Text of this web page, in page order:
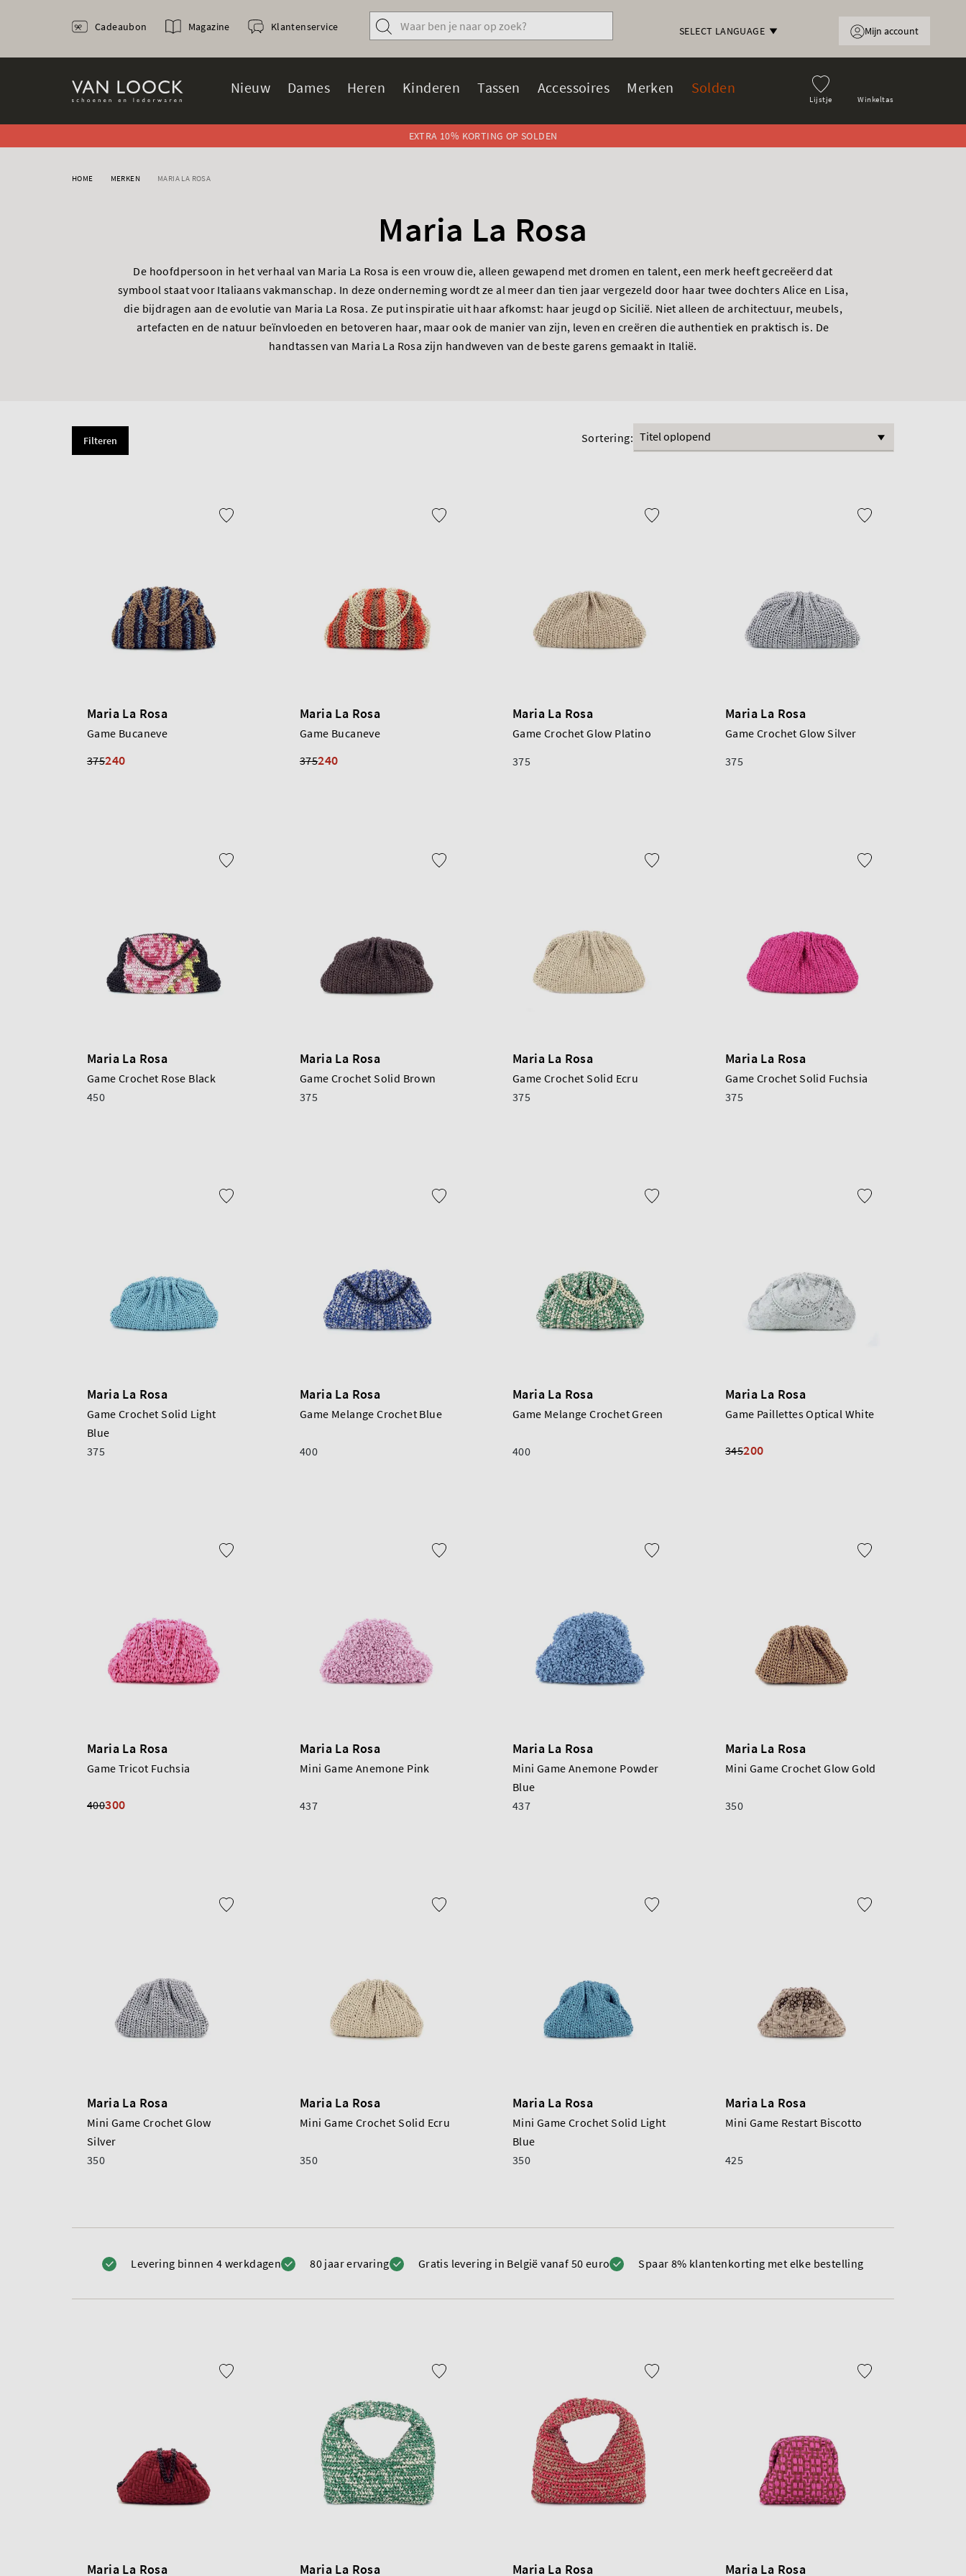
SELECT LANGUAGE
Lijstje Winkeltas
Nieuw Dames Heren Kinderen Tassen Accessoires Merken Solden
Cadeaubon Magazine Klantenservice Mijn account
EXTRA 10% KORTING OP SOLDEN
HOME MERKEN MARIA LA ROSA
Maria La Rosa
De hoofdpersoon in het verhaal van Maria La Rosa is een vrouw die, alleen gewapend met dromen en talent, een merk heeft gecreëerd dat
symbool staat voor Italiaans vakmanschap. In deze onderneming wordt ze al meer dan tien jaar vergezeld door haar twee dochters Alice en Lisa,
die bijdragen aan de evolutie van Maria La Rosa. Ze put inspiratie uit haar afkomst: haar jeugd op Sicilië. Niet alleen de architectuur, meubels,
artefacten en de natuur beïnvloeden en betoveren haar, maar ook de manier van zijn, leven en creëren die authentiek en praktisch is. De
handtassen van Maria La Rosa zijn handweven van de beste garens gemaakt in Italië.
Filteren Sortering:
Maria La Rosa
Game Bucaneve
375240
Maria La Rosa
Game Bucaneve
375240
Maria La Rosa
Game Crochet Glow Platino
375
Maria La Rosa
Game Crochet Glow Silver
375
Maria La Rosa
Game Crochet Rose Black
450
Maria La Rosa
Game Crochet Solid Brown
375
Maria La Rosa
Game Crochet Solid Ecru
375
Maria La Rosa
Game Crochet Solid Fuchsia
375
Maria La Rosa
Game Crochet Solid Light
Blue
375
Maria La Rosa
Game Melange Crochet Blue
400
Maria La Rosa
Game Melange Crochet Green
400
Maria La Rosa
Game Paillettes Optical White
345200
Maria La Rosa
Game Tricot Fuchsia
400300
Maria La Rosa
Mini Game Anemone Pink
437
Maria La Rosa
Mini Game Anemone Powder
Blue
437
Maria La Rosa
Mini Game Crochet Glow Gold
350
Maria La Rosa
Mini Game Crochet Glow
Silver
350
Maria La Rosa
Mini Game Crochet Solid Ecru
350
Maria La Rosa
Mini Game Crochet Solid Light
Blue
350
Maria La Rosa
Mini Game Restart Biscotto
425
Maria La Rosa Maria La Rosa Maria La Rosa Maria La Rosa
Levering binnen 4 werkdagen 80 jaar ervaring Gratis levering in België vanaf 50 euro Spaar 8% klantenkorting met elke bestelling